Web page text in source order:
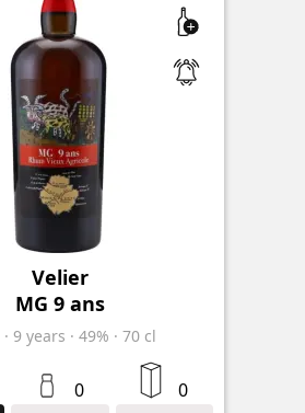
Velier
MG 9 ans
· 9 years · 49% · 70 cl
0 0